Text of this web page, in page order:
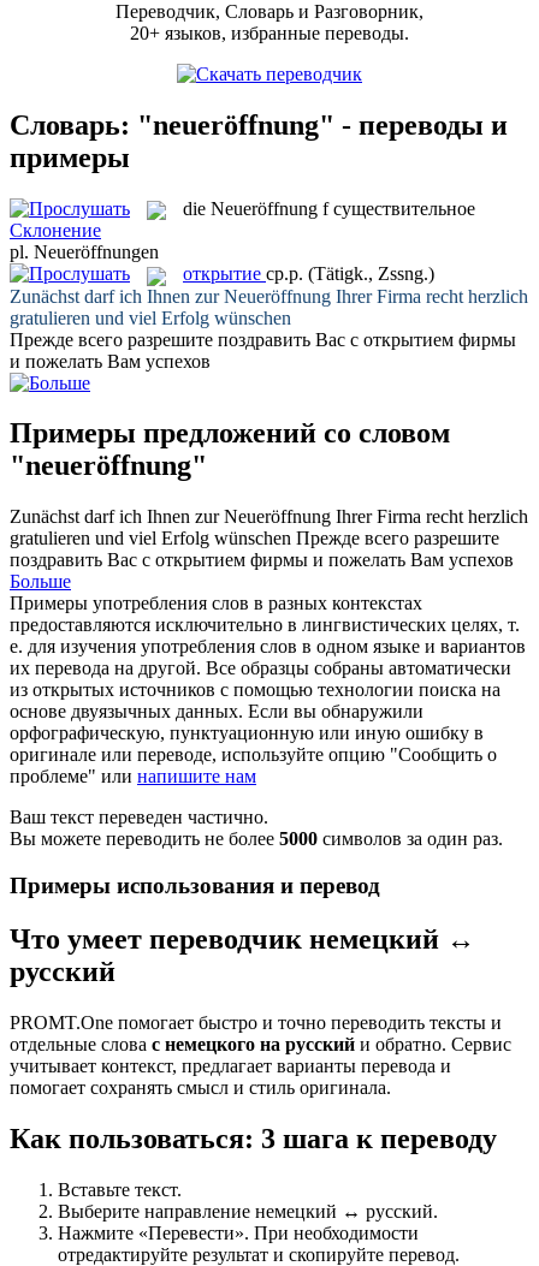
Переводчик, Словарь и Разговорник,
20+ языков, избранные переводы.
Словарь: "neueröffnung" - переводы и
примеры
die Neueröffnung f существительное
Склонение
pl. Neueröffnungen
открытие ср.р. (Tätigk., Zssng.)
Zunächst darf ich Ihnen zurNeueröffnung Ihrer Firma recht herzlich
gratulieren und viel Erfolg wünschen
Прежде всего разрешите поздравить Вас с открытием фирмы
и пожелать Вам успехов
Примеры предложений со словом
"neueröffnung"
Zunächst darf ich Ihnen zurNeueröffnung Ihrer Firma recht herzlich
gratulieren und viel Erfolg wünschen Прежде всего разрешите
поздравить Вас с открытием фирмы и пожелать Вам успехов
Больше
Примеры употребления слов в разных контекстах
предоставляются исключительно в лингвистических целях, т.
е. для изучения употребления слов в одном языке и вариантов
их перевода на другой. Все образцы собраны автоматически
из открытых источников с помощью технологии поиска на
основе двуязычных данных. Если вы обнаружили
орфографическую, пунктуационную или иную ошибку в
оригинале или переводе, используйте опцию "Сообщить о
проблеме" или напишите нам
Ваш текст переведен частично.
Вы можете переводить не более 5000 символов за один раз.
Примеры использования и перевод
Что умеет переводчик немецкий ↔
русский
PROMT.One помогает быстро и точно переводить тексты и
отдельные слова с немецкого на русский и обратно. Сервис
учитывает контекст, предлагает варианты перевода и
помогает сохранять смысл и стиль оригинала.
Как пользоваться: 3 шага к переводу
Вставьте текст.
Выберите направление немецкий ↔ русский.
Нажмите «Перевести». При необходимости
отредактируйте результат и скопируйте перевод.